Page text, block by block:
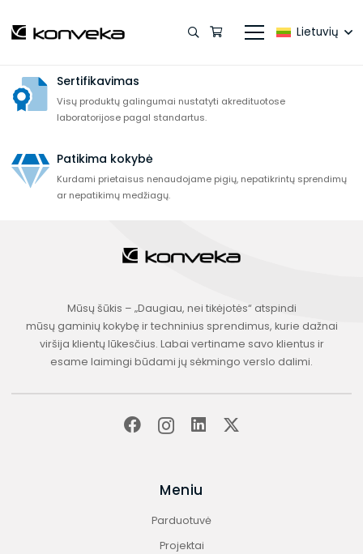
Lietuvių
Visai produkcijai (išskyrus elektrinę dalį) suteikiame 5–10 metų
garantija be papildomų mokesčių.
Sertifikavimas
Visų produktų galingumai nustatyti akredituotose
laboratorijose pagal standartus.
Patikima kokybė
Kurdami prietaisus nenaudojame pigių, nepatikrintų sprendimų
ar nepatikimų medžiagų.
Mūsų šūkis – „Daugiau, nei tikėjotės“ atspindi
mūsų gaminių kokybę ir techninius sprendimus, kurie dažnai
viršija klientų lūkesčius. Labai vertiname savo klientus ir
esame laimingi būdami jų sėkmingo verslo dalimi.
Meniu
Parduotuvė
Projektai